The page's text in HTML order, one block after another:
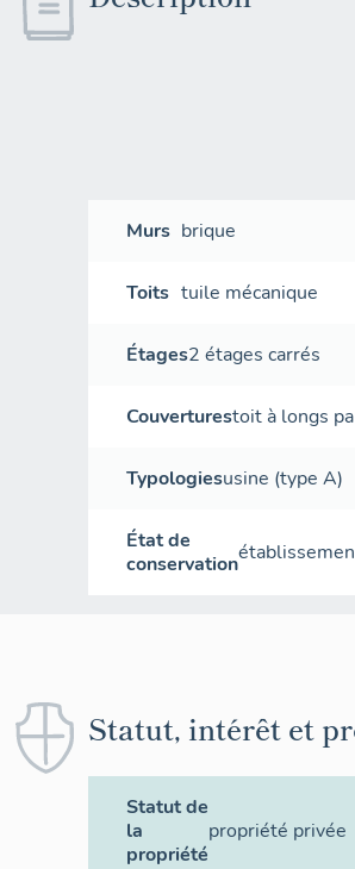
Murs brique
Toits tuile mécanique
Étages2 étages carrés
Couverturestoit à longs
Typologiesusine (type A)
État de
conservation
Statut, intérêt et
Statut de
la
propriété
propriété privée